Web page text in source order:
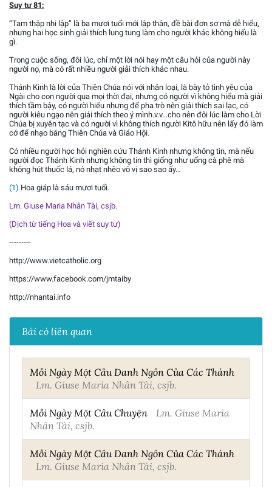
Suy tư 81:
“Tam thập nhi lập” là ba mươi tuổi mới lập thân, đề bài đơn sơ mà dễ hiểu,
nhưng hai học sinh giải thích lung tung làm cho người khác không hiểu là
gì.
Trong cuộc sống, đôi lúc, chỉ một lời nói hay một câu hỏi của người này
người nọ, mà có rất nhiều người giải thích khác nhau.
Thánh Kinh là lời của Thiên Chúa nói với nhân loại, là bày tỏ tình yêu của
Ngài cho con người qua mọi thời đại, nhưng có người vì không hiểu mà giải
thích tầm bậy, có người hiểu nhưng để pha trò nên giải thích sai lạc, có
người kiêu ngạo nên giải thích theo ý mình.v.v…cho nên đôi lúc làm cho Lời
Chúa bị xuyên tạc và có người vì không thích người Kitô hữu nên lấy đó làm
cớ để nhạo báng Thiên Chúa và Giáo Hội.
Có nhiều người học hỏi nghiên cứu Thánh Kinh nhưng không tin, mà nếu
người đọc Thánh Kinh nhưng không tin thì giống như uống cà phê mà
không hút thuốc lá, nó nhạt nhẽo vô vị sao sao ấy…
(1) Hoa giáp là sáu mươi tuổi.
Lm. Giuse Maria Nhân Tài, csjb.
(Dịch từ tiếng Hoa và viết suy tư)
---------
http://www.vietcatholic.org
https://www.facebook.com/jmtaiby
http://nhantai.info
Bài có liên quan
Mỗi Ngày Một Câu Danh Ngôn Của Các Thánh
Lm. Giuse Maria Nhân Tài, csjb.
Mỗi Ngày Một Câu Chuyện
Lm. Giuse Maria
Nhân Tài, csjb.
Mỗi Ngày Một Câu Danh Ngôn Của Các Thánh
Lm. Giuse Maria Nhân Tài, csjb.